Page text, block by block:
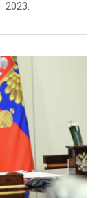
2023.